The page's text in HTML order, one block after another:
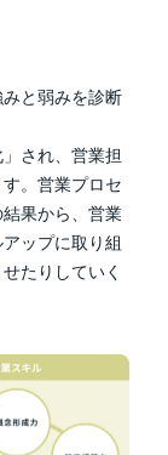
と弱みを診断
され、営業担
。営業プロセ
果から、営業
ップに取り組
たりしていく